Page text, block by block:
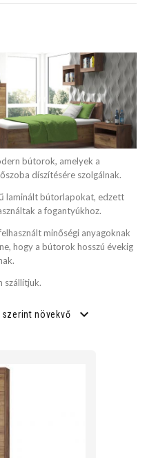
bútorok, amelyek a
díszítésére szolgálnak.
laminált bútorlapokat, edzett
a fogantyúkhoz.
minőségi anyagoknak
hogy a bútorok hosszú évekig
szállítjuk.
szerint növekvő